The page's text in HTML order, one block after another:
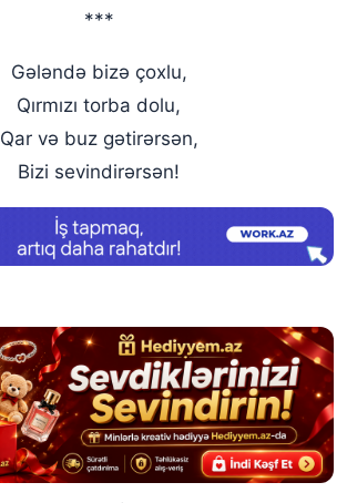
***
Gələndə bizə çoxlu,
Qırmızı torba dolu,
Qar və buz gətirərsən,
Bizi sevindirərsən!